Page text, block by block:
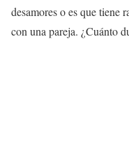
desamores o es que tiene
con una pareja. ¿Cuánto